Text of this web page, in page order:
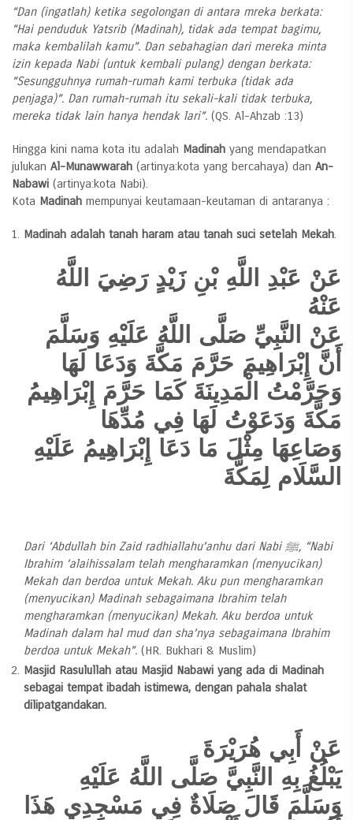
“Dan (ingatlah) ketika segolongan di antara mreka berkata:
“Hai penduduk Yatsrib (Madinah), tidak ada tempat bagimu,
maka kembalilah kamu”. Dan sebahagian dari mereka minta
izin kepada Nabi (untuk kembali pulang) dengan berkata:
“Sesungguhnya rumah-rumah kami terbuka (tidak ada
penjaga)”. Dan rumah-rumah itu sekali-kali tidak terbuka,
mereka tidak lain hanya hendak lari”. (QS. Al-Ahzab :13)
Hingga kini nama kota itu adalah Madinah yang mendapatkan
julukan Al-Munawwarah (artinya:kota yang bercahaya) dan An-
Nabawi (artinya:kota Nabi).
Kota Madinah mempunyai keutamaan-keutaman di antaranya :
Madinah adalah tanah haram atau tanah suci setelah Mekah.
عَنْ عَبْدِ اللَّهِ بْنِ زَيْدٍ رَضِيَ اللَّهُ
عَنْهُ
عَنْ النَّبِيِّ صَلَّى اللَّهُ عَلَيْهِ وَسَلَّمَ
أَنَّ إِبْرَاهِيمَ حَرَّمَ مَكَّةَ وَدَعَا لَهَا
وَحَرَّمْتُ الْمَدِينَةَ كَمَا حَرَّمَ إِبْرَاهِيمُ
مَكَّةَ وَدَعَوْتُ لَهَا فِي مُدِّهَا
وَصَاعِهَا مِثْلَ مَا دَعَا إِبْرَاهِيمُ عَلَيْهِ
السَّلَام لِمَكَّةَ
Dari ‘Abdullah bin Zaid radhiallahu’anhu dari Nabi ﷺ, “Nabi
Ibrahim ‘alaihissalam telah mengharamkan (menyucikan)
Mekah dan berdoa untuk Mekah. Aku pun mengharamkan
(menyucikan) Madinah sebagaimana Ibrahim telah
mengharamkan (menyucikan) Mekah. Aku berdoa untuk
Madinah dalam hal mud dan sha’nya sebagaimana Ibrahim
berdoa untuk Mekah”. (HR. Bukhari & Muslim)
Masjid Rasulullah atau Masjid Nabawi yang ada di Madinah
sebagai tempat ibadah istimewa, dengan pahala shalat
dilipatgandakan.
عَنْ أَبِي هُرَيْرَةَ
يَبْلُغُ بِهِ النَّبِيَّ صَلَّى اللَّهُ عَلَيْهِ
وَسَلَّمَ قَالَ صَلَاةٌ فِي مَسْجِدِي هَذَا